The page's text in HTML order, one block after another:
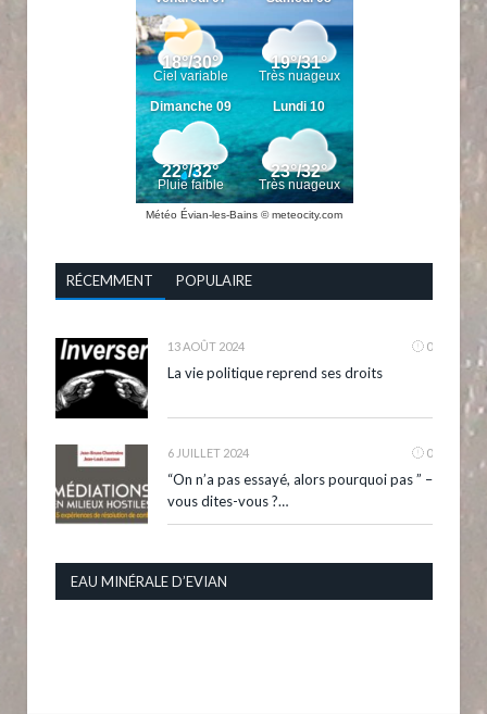
Météo Évian-les-Bains © meteocity.com
RÉCEMMENT POPULAIRE
13 AOÛT 2024 0
La vie politique reprend ses droits
6 JUILLET 2024 0
“On n’a pas essayé, alors pourquoi pas ” –
vous dites-vous ?…
EAU MINÉRALE D’EVIAN